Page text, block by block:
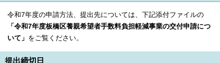
令和7年度の申請方法、提出先については、下記添付ファイルの
「令和7年度板橋区養親希望者手数料負担軽減事業の交付申請につ
いて」 をご覧ください。
提出締切日